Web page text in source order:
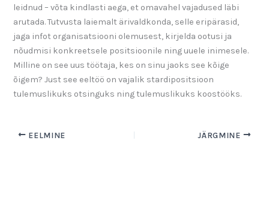
leidnud – võta kindlasti aega, et omavahel vajadused läbi
arutada. Tutvusta laiemalt ärivaldkonda, selle eripärasid,
jaga infot organisatsiooni olemusest, kirjelda ootusi ja
nõudmisi konkreetsele positsioonile ning uuele inimesele.
Milline on see uus töötaja, kes on sinu jaoks see kõige
õigem? Just see eeltöö on vajalik stardipositsioon
tulemuslikuks otsinguks ning tulemuslikuks koostööks.
EELMINE JÄRGMINE